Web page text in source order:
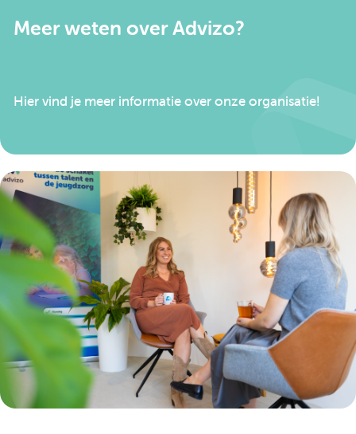
Meer weten over Advizo?
Hier vind je meer informatie over onze organisatie!